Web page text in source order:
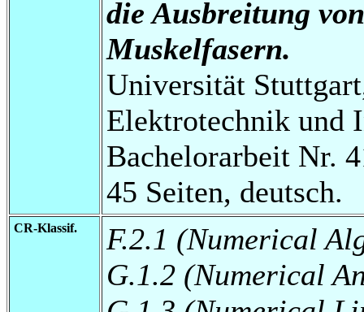
die Ausbreitung
Muskelfasern.
Universität
Elektrotechnik und
Bachelorarbeit Nr.
45 Seiten, deutsch.
CR-Klassif.
F.2.1 (Numerical
G.1.2 (Numerical